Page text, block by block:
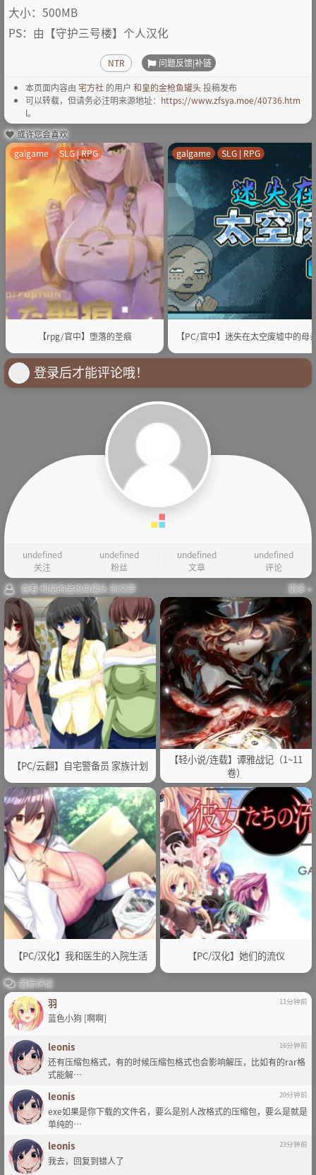
大小：500MB
PS：由【守护三号楼】个人汉化
NTR 问题反馈|补链
本页面内容由 宅方社 的用户 和皇的金枪鱼罐头投稿发布
可以转载，但请务必注明来源地址： https://www.zfsya.moe/40736.htm
l。
或许您会喜欢
【rpg/官中】堕落的圣痕
galgame SLG | RPG
【PC/官中】迷失在太空废墟中的母
galgame SLG | RPG
登录后才能评论哦！
undefined
关注
undefined
粉丝
undefined
文章
undefined
评论
查看 和皇的金枪鱼罐头 的文章
更多 »
【PC/云翻】自宅警备员 家族计划
【轻小说/连载】谭雅战记（1~11
卷）
【PC/汉化】我和医生的入院生活 【PC/汉化】她们的流仪
最新评论
羽 11分钟前
蓝色小狗 [啊啊]
leonis 16分钟前
还有压缩包格式，有的时候压缩包格式也会影响解压，比如有的rar格
式能解…
leonis 20分钟前
exe如果是你下载的文件名，要么是别人改格式的压缩包，要么是就是
单纯的…
leonis 23分钟前
我去，回复到错人了